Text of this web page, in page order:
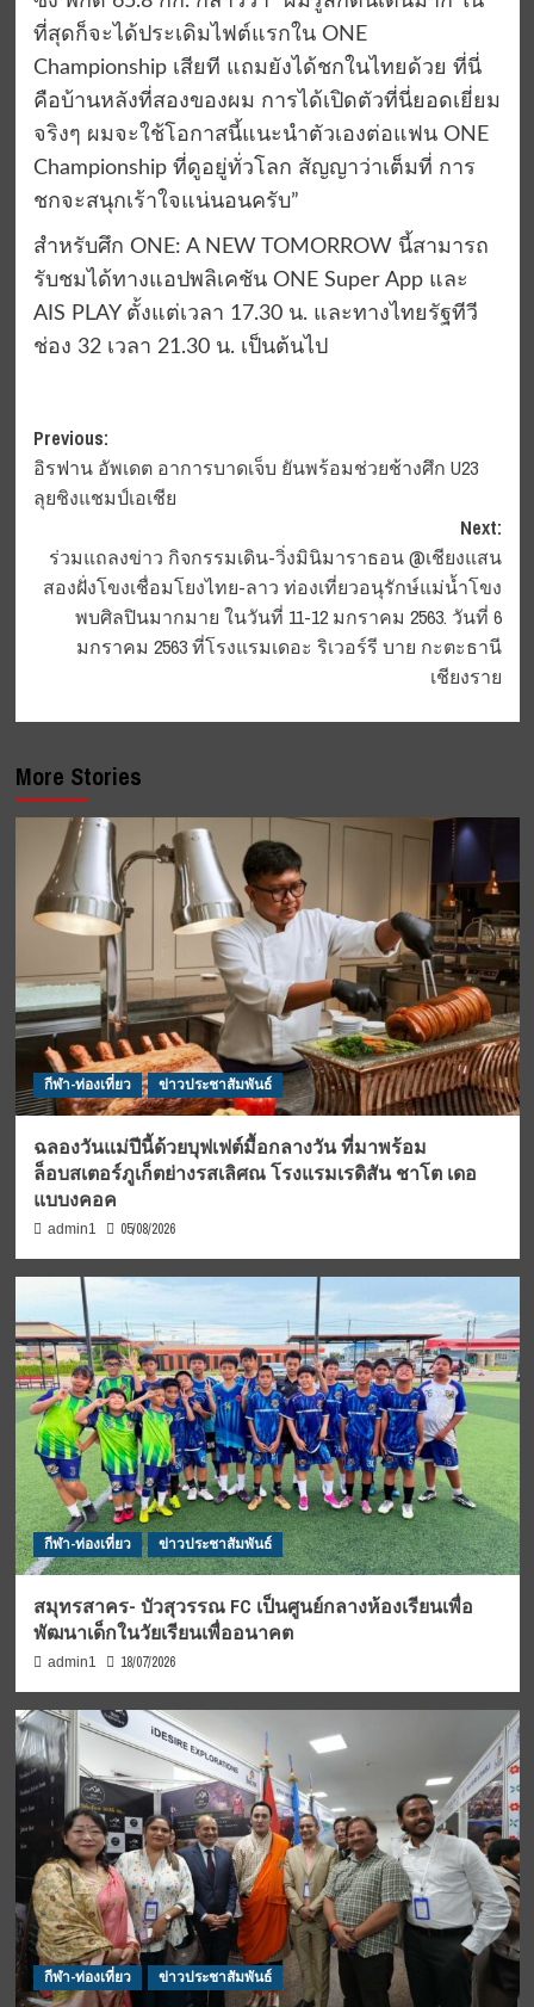
ที่สุดก็จะได้ประเดิมไฟต์แรกใน ONE
Championship เสียที แถมยังได้ชกในไทยด้วย ที่นี่
คือบ้านหลังที่สองของผม การได้เปิดตัวที่นี่ยอดเยี่ยม
จริงๆ ผมจะใช้โอกาสนี้แนะนำตัวเองต่อแฟน ONE
Championship ที่ดูอยู่ทั่วโลก สัญญาว่าเต็มที่ การ
ชกจะสนุกเร้าใจแน่นอนครับ”
สำหรับศึก ONE: A NEW TOMORROW นี้สามารถ
รับชมได้ทางแอปพลิเคชัน ONE Super App และ
AIS PLAY ตั้งแต่เวลา 17.30 น. และทางไทยรัฐทีวี
ช่อง 32 เวลา 21.30 น. เป็นต้นไป
Post
navigation
Previous:
อิรฟาน อัพเดต อาการบาดเจ็บ ยันพร้อมช่วยช้างศึก U23
ลุยชิงแชมป์เอเชีย
Next:
ร่วมแถลงข่าว กิจกรรมเดิน-วิ่งมินิมาราธอน @เชียงแสน
สองฝั่งโขงเชื่อมโยงไทย-ลาว ท่องเที่ยวอนุรักษ์แม่น้ำโขง
พบศิลปินมากมาย ในวันที่ 11-12 มกราคม 2563. วันที่ 6
มกราคม 2563 ที่โรงแรมเดอะ ริเวอร์รี บาย กะตะธานี
เชียงราย
More Stories
กีฬา-ท่องเที่ยว ข่าวประชาสัมพันธ์
ฉลองวันแม่ปีนี้ด้วยบุฟเฟต์มื้อกลางวัน ที่มาพร้อม
ล็อบสเตอร์ภูเก็ตย่างรสเลิศณ โรงแรมเรดิสัน ชาโต เดอ
แบบงคอค
admin1 05/08/2026
กีฬา-ท่องเที่ยว ข่าวประชาสัมพันธ์
สมุทรสาคร- บัวสุวรรณ FC เป็นศูนย์กลางห้องเรียนเพื่อ
พัฒนาเด็กในวัยเรียนเพื่ออนาคต
admin1 18/07/2026
กีฬา-ท่องเที่ยว ข่าวประชาสัมพันธ์